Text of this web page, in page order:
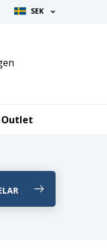
SEK
Outlet